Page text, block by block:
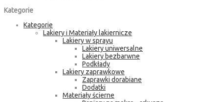
Kategorie
Kategorie
Lakiery i Materiały lakiernicze
Lakiery w sprayu
Lakiery uniwersalne
Lakiery bezbarwne
Podkłady
Lakiery zaprawkowe
Zaprawki dorabiane
Dodatki
Materiały ścierne